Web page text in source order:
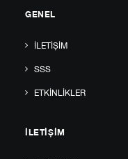
GENEL
İLETIŞIM
SSS
ETKINLIKLER
İLETIŞIM